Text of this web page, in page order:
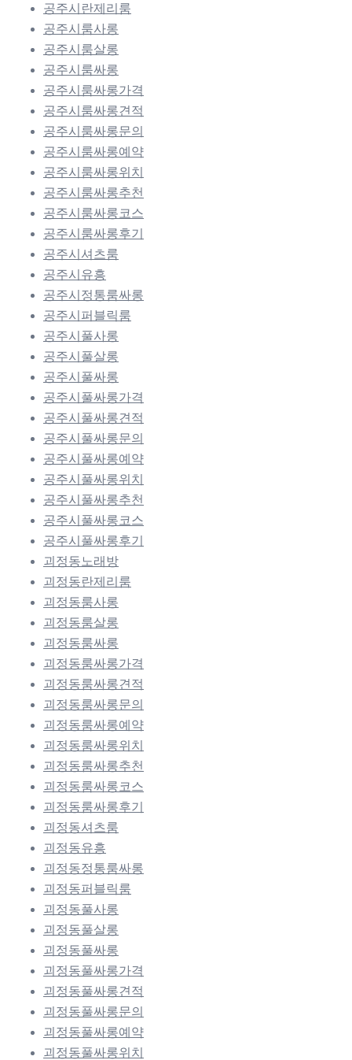
공주시란제리룸
공주시룸사롱
공주시룸살롱
공주시룸싸롱
공주시룸싸롱가격
공주시룸싸롱견적
공주시룸싸롱문의
공주시룸싸롱예약
공주시룸싸롱위치
공주시룸싸롱추천
공주시룸싸롱코스
공주시룸싸롱후기
공주시셔츠룸
공주시유흥
공주시정통룸싸롱
공주시퍼블릭룸
공주시풀사롱
공주시풀살롱
공주시풀싸롱
공주시풀싸롱가격
공주시풀싸롱견적
공주시풀싸롱문의
공주시풀싸롱예약
공주시풀싸롱위치
공주시풀싸롱추천
공주시풀싸롱코스
공주시풀싸롱후기
괴정동노래방
괴정동란제리룸
괴정동룸사롱
괴정동룸살롱
괴정동룸싸롱
괴정동룸싸롱가격
괴정동룸싸롱견적
괴정동룸싸롱문의
괴정동룸싸롱예약
괴정동룸싸롱위치
괴정동룸싸롱추천
괴정동룸싸롱코스
괴정동룸싸롱후기
괴정동셔츠룸
괴정동유흥
괴정동정통룸싸롱
괴정동퍼블릭룸
괴정동풀사롱
괴정동풀살롱
괴정동풀싸롱
괴정동풀싸롱가격
괴정동풀싸롱견적
괴정동풀싸롱문의
괴정동풀싸롱예약
괴정동풀싸롱위치